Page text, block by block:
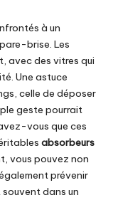
à un
brise. Les
avec des vitres qui
Une astuce
celle de déposer
geste pourrait
vous que ces
absorbeurs
vous pouvez non
prévenir
dans un